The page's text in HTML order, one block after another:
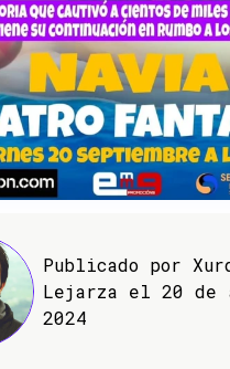
Publicado por
Lejarza el 20 de
2024